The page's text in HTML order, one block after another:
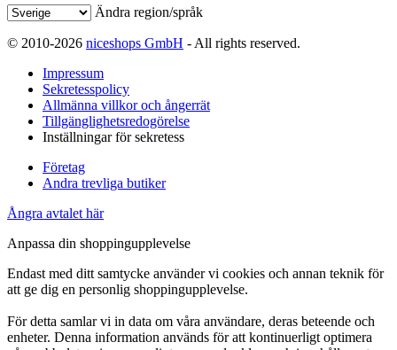
Ändra region/språk
© 2010-2026 niceshops GmbH - All rights reserved.
Impressum
Sekretesspolicy
Allmänna villkor och ångerrät
Tillgänglighetsredogörelse
Inställningar för sekretess
Företag
Andra trevliga butiker
Ångra avtalet här
Anpassa din shoppingupplevelse
Endast med ditt samtycke använder vi cookies och annan teknik för
att ge dig en personlig shoppingupplevelse.
För detta samlar vi in data om våra användare, deras beteende och
enheter. Denna information används för att kontinuerligt optimera